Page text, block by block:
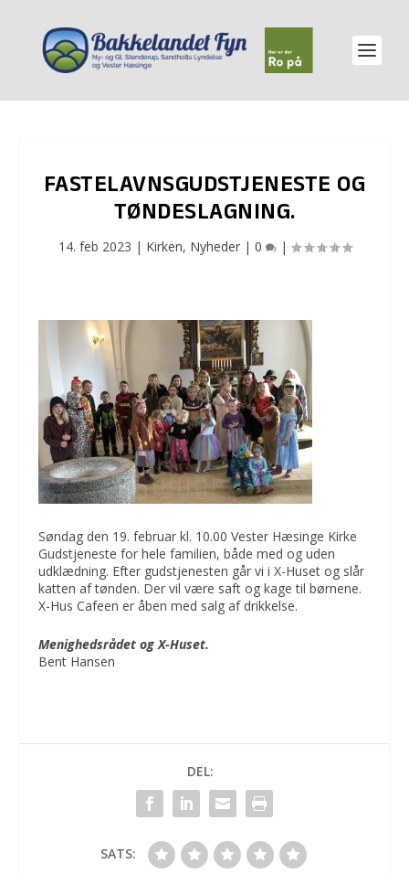
FASTELAVNSGUDSTJENESTE OG
TØNDESLAGNING.
14. feb 2023 | Kirken, Nyheder| 0 |
Søndag den 19. februar kl. 10.00 Vester Hæsinge Kirke
Gudstjeneste for hele familien, både med og uden
udklædning. Efter gudstjenesten går vi i X-Huset og slår
katten af tønden. Der vil være saft og kage til børnene.
X-Hus Cafeen er åben med salg af drikkelse.
Menighedsrådet og X-Huset.
Bent Hansen
DEL:
SATS: